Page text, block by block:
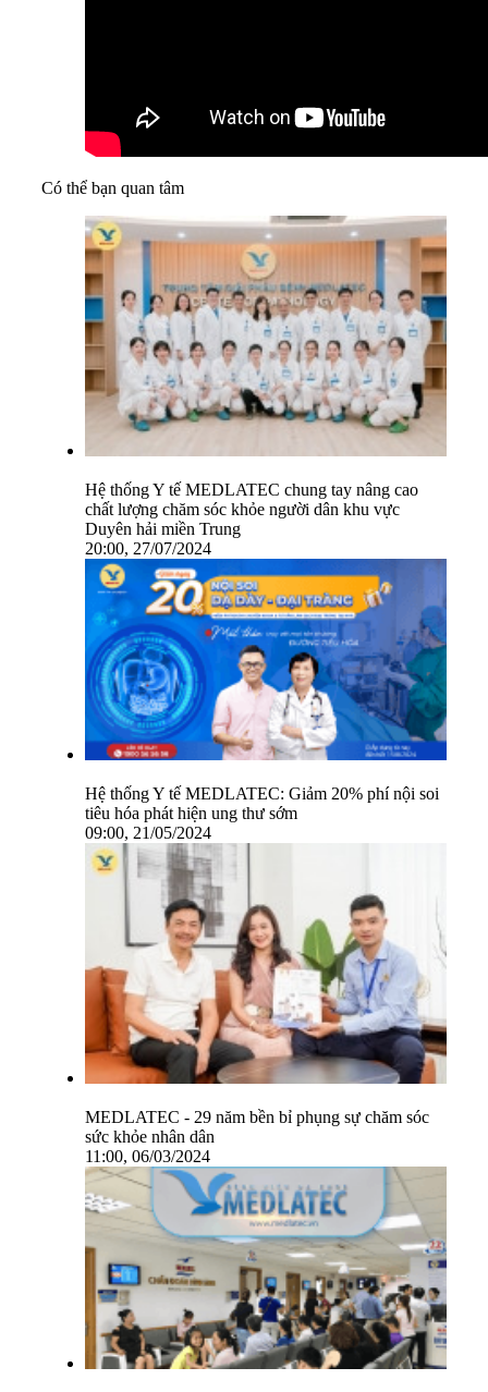
Có thể bạn quan tâm
Hệ thống Y tế MEDLATEC chung tay nâng cao
chất lượng chăm sóc khỏe người dân khu vực
Duyên hải miền Trung
20:00, 27/07/2024
Hệ thống Y tế MEDLATEC: Giảm 20% phí nội soi
tiêu hóa phát hiện ung thư sớm
09:00, 21/05/2024
MEDLATEC - 29 năm bền bỉ phụng sự chăm sóc
sức khỏe nhân dân
11:00, 06/03/2024